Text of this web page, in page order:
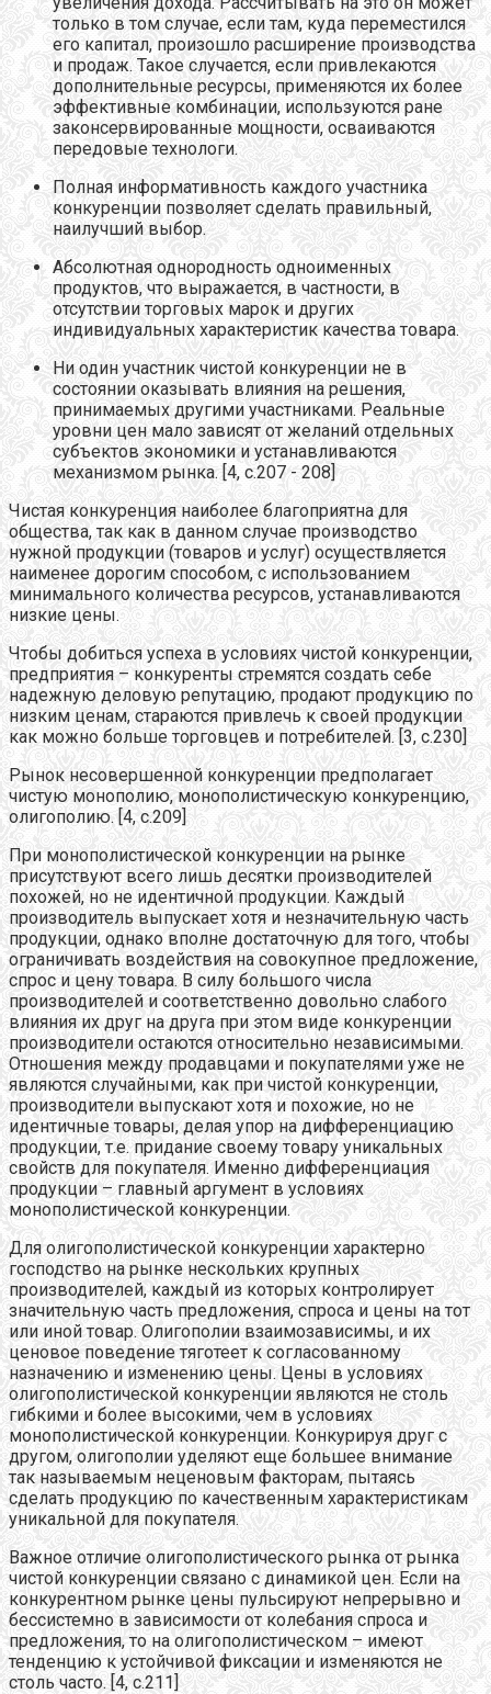
только в том случае, если там, куда переместился
его капитал, произошло расширение производства
и продаж. Такое случается, если привлекаются
дополнительные ресурсы, применяются их более
эффективные комбинации, используются ране
законсервированные мощности, осваиваются
передовые технологи.
Полная информативность каждого участника
конкуренции позволяет сделать правильный,
наилучший выбор.
Абсолютная однородность одноименных
продуктов, что выражается, в частности, в
отсутствии торговых марок и других
индивидуальных характеристик качества товара.
Ни один участник чистой конкуренции не в
состоянии оказывать влияния на решения,
принимаемых другими участниками. Реальные
уровни цен мало зависят от желаний отдельных
субъектов экономики и устанавливаются
механизмом рынка. [4, с.207 - 208]
Чистая конкуренция наиболее благоприятна для
общества, так как в данном случае производство
нужной продукции (товаров и услуг) осуществляется
наименее дорогим способом, с использованием
минимального количества ресурсов, устанавливаются
низкие цены.
Чтобы добиться успеха в условиях чистой конкуренции,
предприятия – конкуренты стремятся создать себе
надежную деловую репутацию, продают продукцию по
низким ценам, стараются привлечь к своей продукции
как можно больше торговцев и потребителей. [3, с.230]
Рынок несовершенной конкуренции предполагает
чистую монополию, монополистическую конкуренцию,
олигополию. [4, с.209]
При монополистической конкуренции на рынке
присутствуют всего лишь десятки производителей
похожей, но не идентичной продукции. Каждый
производитель выпускает хотя и незначительную часть
продукции, однако вполне достаточную для того, чтобы
ограничивать воздействия на совокупное предложение,
спрос и цену товара. В силу большого числа
производителей и соответственно довольно слабого
влияния их друг на друга при этом виде конкуренции
производители остаются относительно независимыми.
Отношения между продавцами и покупателями уже не
являются случайными, как при чистой конкуренции,
производители выпускают хотя и похожие, но не
идентичные товары, делая упор на дифференциацию
продукции, т.е. придание своему товару уникальных
свойств для покупателя. Именно дифференциация
продукции – главный аргумент в условиях
монополистической конкуренции.
Для олигополистической конкуренции характерно
господство на рынке нескольких крупных
производителей, каждый из которых контролирует
значительную часть предложения, спроса и цены на тот
или иной товар. Олигополии взаимозависимы, и их
ценовое поведение тяготеет к согласованному
назначению и изменению цены. Цены в условиях
олигополистической конкуренции являются не столь
гибкими и более высокими, чем в условиях
монополистической конкуренции. Конкурируя друг с
другом, олигополии уделяют еще большее внимание
так называемым неценовым факторам, пытаясь
сделать продукцию по качественным характеристикам
уникальной для покупателя.
Важное отличие олигополистического рынка от рынка
чистой конкуренции связано с динамикой цен. Если на
конкурентном рынке цены пульсируют непрерывно и
бессистемно в зависимости от колебания спроса и
предложения, то на олигополистическом – имеют
тенденцию к устойчивой фиксации и изменяются не
столь часто. [4, с.211]